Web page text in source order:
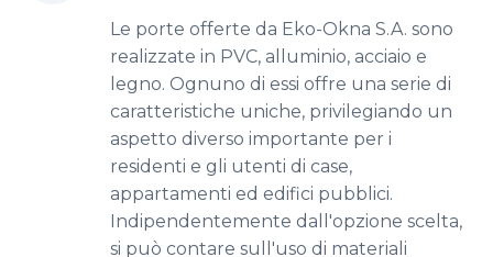
Le porte offerte da Eko-Okna S.A. sono
realizzate in PVC, alluminio, acciaio e
legno. Ognuno di essi offre una serie di
caratteristiche uniche, privilegiando un
aspetto diverso importante per i
residenti e gli utenti di case,
appartamenti ed edifici pubblici.
Indipendentemente dall'opzione scelta,
si può contare sull'uso di materiali